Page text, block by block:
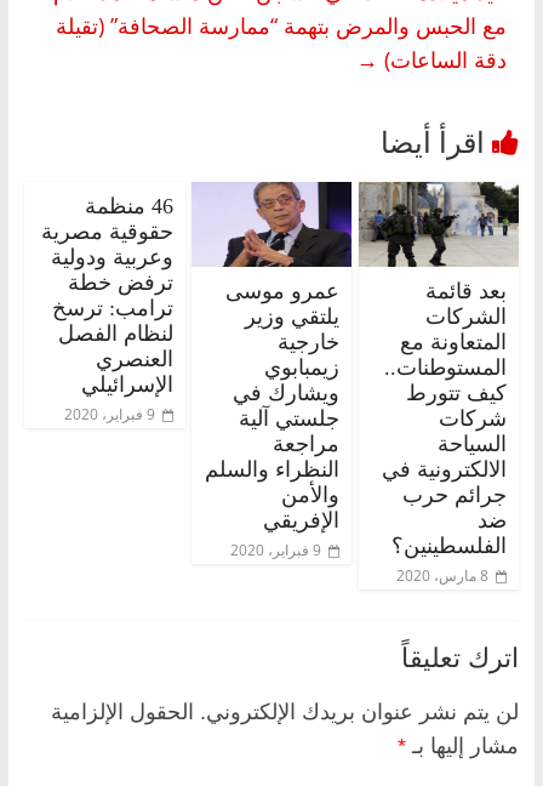
مع الحبس والمرض بتهمة “ممارسة الصحافة” (تقيلة
دقة الساعات) →
بعد قائمة
الشركات
المتعاونة مع
المستوطنات..
كيف تتورط
شركات
السياحة
الالكترونية في
جرائم حرب
ضد
الفلسطينين؟
8 مارس، 2020
عمرو موسى
يلتقي وزير
خارجية
زيمبابوي
ويشارك في
جلستي آلية
مراجعة
النظراء والسلم
والأمن
الإفريقي
9 فبراير، 2020
46 منظمة
حقوقية مصرية
وعربية ودولية
ترفض خطة
ترامب: ترسخ
لنظام الفصل
العنصري
الإسرائيلي
9 فبراير، 2020
اترك تعليقاً
لن يتم نشر عنوان بريدك الإلكتروني. الحقول الإلزامية
مشار إليها بـ *